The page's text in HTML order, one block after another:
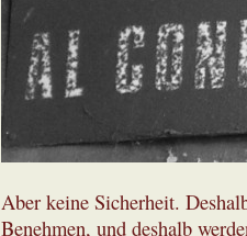
Aber keine Sicherheit.
Benehmen, und deshalb